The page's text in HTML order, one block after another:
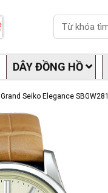
Search
DÂY ĐỒNG HỒ
Grand Seiko Elegance SBGW281